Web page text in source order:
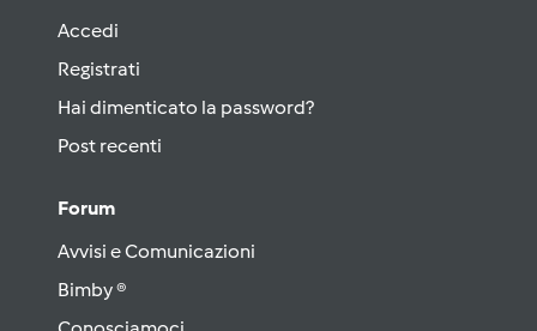
Accedi
Registrati
Hai dimenticato la password?
Post recenti
Forum
Avvisi e Comunicazioni
Bimby ®